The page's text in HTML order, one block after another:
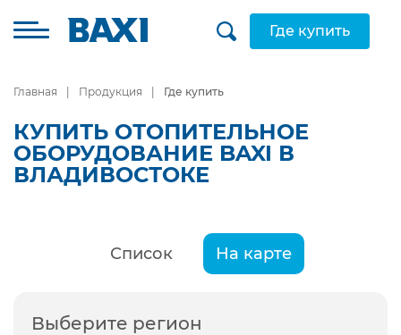
Где купить
Главная Продукция Где купить
КУПИТЬ ОТОПИТЕЛЬНОЕ
ОБОРУДОВАНИЕ BAXI В
ВЛАДИВОСТОКЕ
Список На карте
Выберите регион